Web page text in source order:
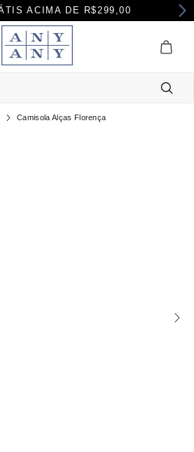
ACIMA DE R$299,00
Camisola Alças Florença